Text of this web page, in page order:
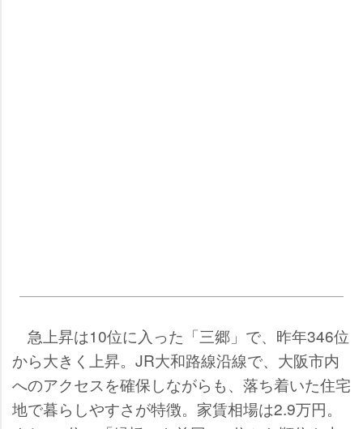
急上昇は10位に入った「三郷」で、昨年346位
から大きく上昇。JR大和路線沿線で、大阪市内
へのアクセスを確保しながらも、落ち着いた住宅
地で暮らしやすさが特徴。家賃相場は2.9万円。